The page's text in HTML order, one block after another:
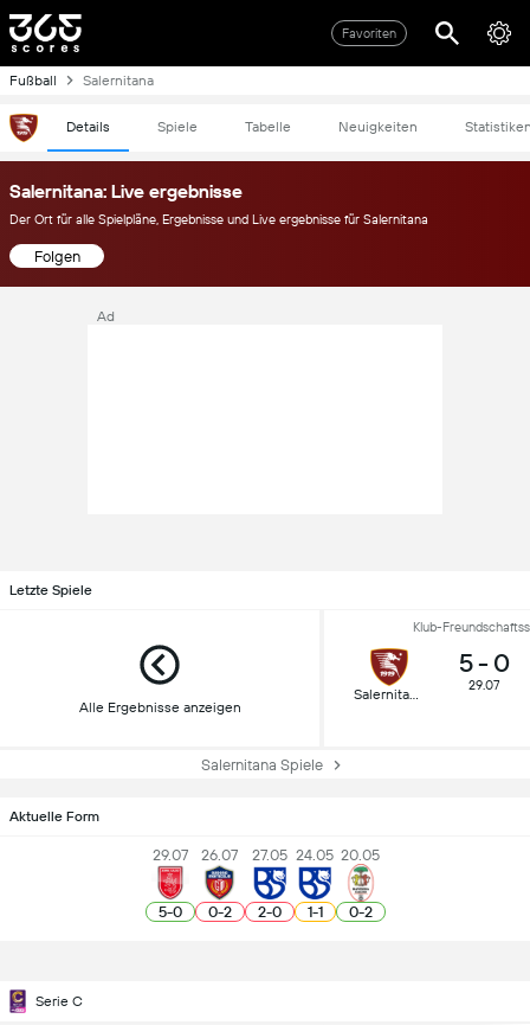
Favoriten
Fußball Salernitana
Details Spiele Tabelle Neuigkeiten
Salernitana: Live ergebnisse
Der Ort für alle Spielpläne, Ergebnisse und Live ergebnisse für Salernitana
Folgen
Ad
Letzte Spiele
Alle Ergebnisse anzeigen
Klub-
Salernitana
5- 0
29.07
Salernitana Spiele
Aktuelle Form
29.07
5-0
26.07
0-2
27.05
2-0
24.05
1-1
20.05
0-2
Serie C